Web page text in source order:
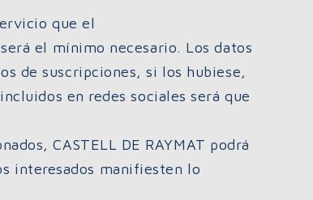
que el
el mínimo necesario. Los datos
de suscripciones, si los hubiese,
en redes sociales será que
CASTELL DE RAYMAT podrá
interesados manifiesten lo